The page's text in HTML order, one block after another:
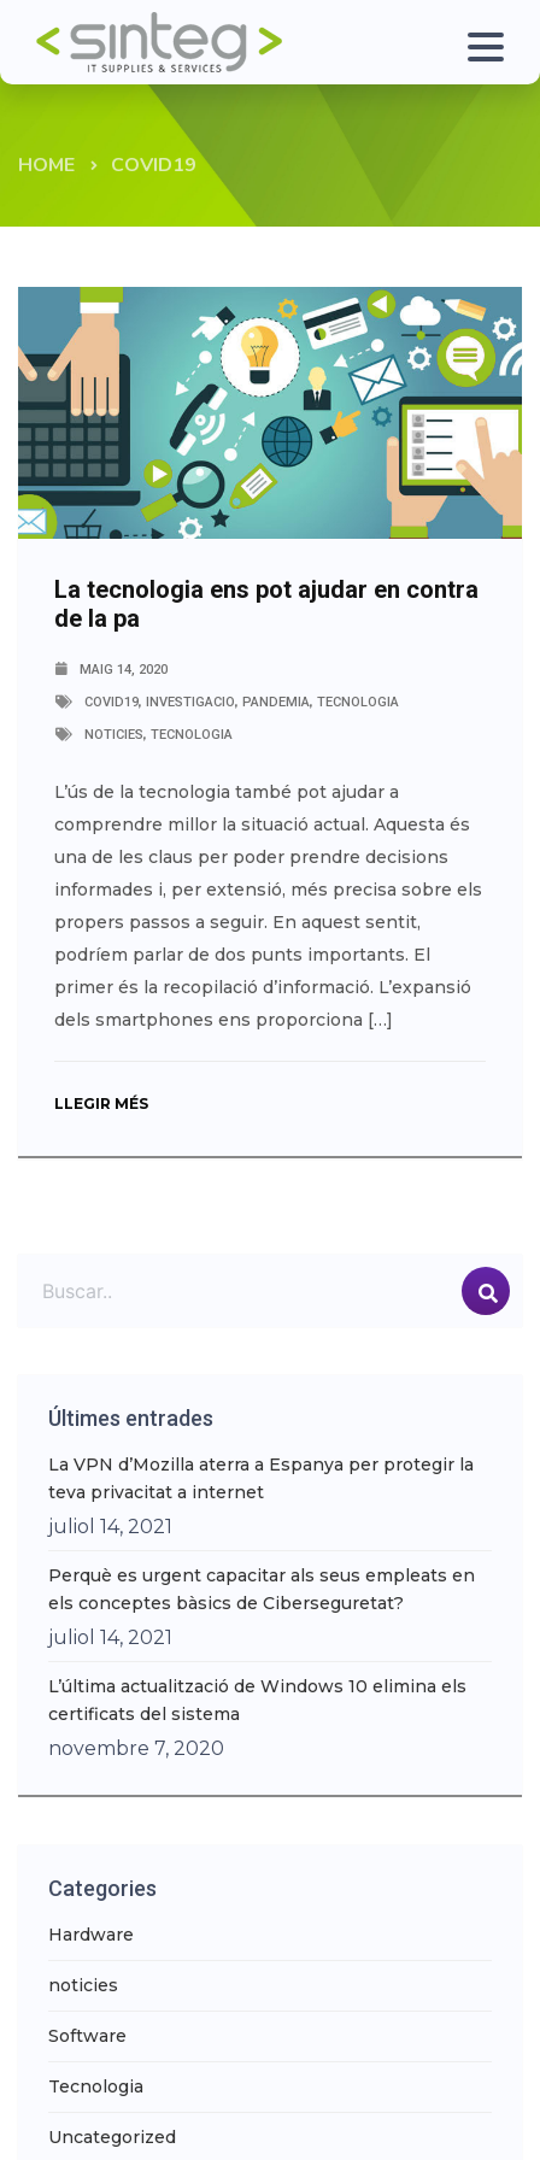
HOME COVID19
La tecnologia ens pot ajudar en contra
de la pa
MAIG 14, 2020
COVID19, INVESTIGACIO, PANDEMIA, TECNOLOGIA
NOTICIES, TECNOLOGIA
L’ús de la tecnologia també pot ajudar a
comprendre millor la situació actual. Aquesta és
una de les claus per poder prendre decisions
informades i, per extensió, més precisa sobre els
propers passos a seguir. En aquest sentit,
podríem parlar de dos punts importants. El
primer és la recopilació d’informació. L’expansió
dels smartphones ens proporciona […]
LLEGIR MÉS
Últimes entrades
La VPN d’Mozilla aterra a Espanya per protegir la
teva privacitat a internet
juliol 14, 2021
Perquè es urgent capacitar als seus empleats en
els conceptes bàsics de Ciberseguretat?
juliol 14, 2021
L’última actualització de Windows 10 elimina els
certificats del sistema
novembre 7, 2020
Categories
Hardware
noticies
Software
Tecnologia
Uncategorized